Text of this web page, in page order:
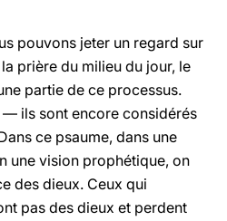
pouvons jeter un regard sur
prière du milieu du jour, le
partie de ce processus.
— ils sont encore considérés
ce psaume, dans une
une vision prophétique, on
des dieux. Ceux qui
pas des dieux et perdent